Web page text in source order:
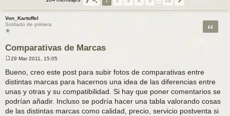
Von_Kartoffel
Soldado de primera
Comparativas de Marcas
Citar
n
s
e
29 Mar 2011, 15:05
Bueno, creo este post para subir fotos de comparativas entre
distintas marcas para hacernos una idea de las diferencias entre
unas y otras y su compatibilidad. Si hay que poner comentarios se
podrían añadir. Incluso se podría hacer una tabla valorando cosas
de las distintas marcas como calidad, precio, servicio postventa si